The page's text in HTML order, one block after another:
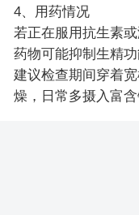
4、用药情况
若正在服用抗生素
药物可能抑制生精功
建议检查期间穿着
燥，日常多摄入富